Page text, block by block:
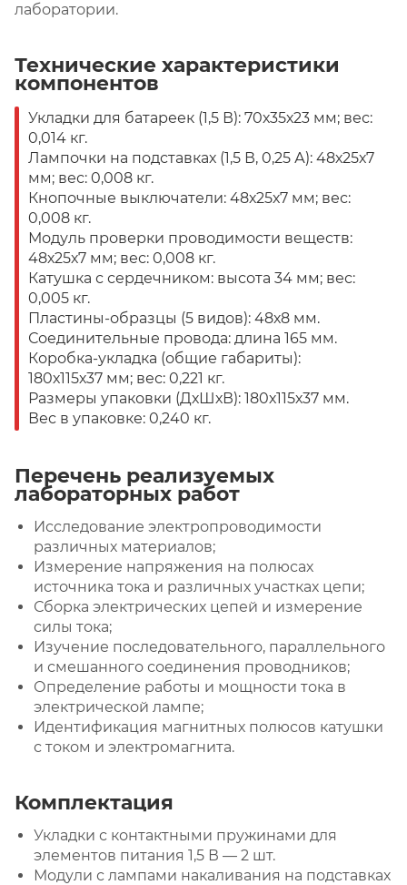
лаборатории.
Технические характеристики
компонентов
Укладки для батареек (1,5 В): 70х35х23 мм; вес:
0,014 кг.
Лампочки на подставках (1,5 В, 0,25 А): 48х25х7
мм; вес: 0,008 кг.
Кнопочные выключатели: 48х25х7 мм; вес:
0,008 кг.
Модуль проверки проводимости веществ:
48х25х7 мм; вес: 0,008 кг.
Катушка с сердечником: высота 34 мм; вес:
0,005 кг.
Пластины-образцы (5 видов): 48х8 мм.
Соединительные провода: длина 165 мм.
Коробка-укладка (общие габариты):
180х115х37 мм; вес: 0,221 кг.
Размеры упаковки (ДхШхВ): 180х115х37 мм.
Вес в упаковке: 0,240 кг.
Перечень реализуемых
лабораторных работ
Исследование электропроводимости
различных материалов;
Измерение напряжения на полюсах
источника тока и различных участках цепи;
Сборка электрических цепей и измерение
силы тока;
Изучение последовательного, параллельного
и смешанного соединения проводников;
Определение работы и мощности тока в
электрической лампе;
Идентификация магнитных полюсов катушки
с током и электромагнита.
Комплектация
Укладки с контактными пружинами для
элементов питания 1,5 В — 2 шт.
Модули с лампами накаливания на подставках